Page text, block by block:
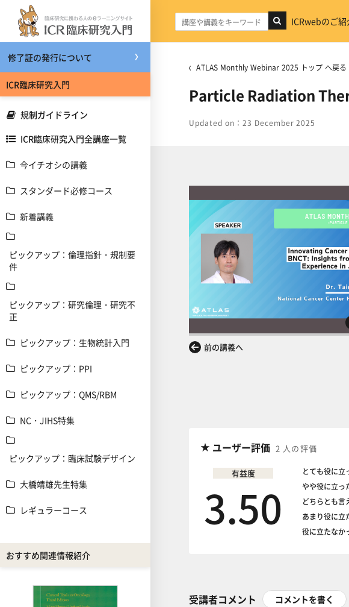
メインコンテンツへスキップする
修了証の発行について
ICR臨床研究入門
規制ガイドライン
ICR臨床研究入門全講座一覧
今イチオシの講義
スタンダード必修コース
新着講義
ピックアップ：倫理指針・規制要
件
ピックアップ：研究倫理・研究不
正
ピックアップ：生物統計入門
ピックアップ：PPI
ピックアップ：QMS/RBM
NC・JIHS特集
ピックアップ：臨床試験デザイン
大橋靖雄先生特集
レギュラーコース
おすすめ関連情報紹介
ICRwebのご紹
ATLAS Monthly Webinar 2025 トップ へ戻る
Particle Radiation
Updated on：23 December 2025
前の講義へ
ユーザー評価 2 人の評価
有益度
3.50
とても役に立
やや役に立っ
どちらとも言
あまり役に立
役に立たなか
受講者コメント コメントを書く